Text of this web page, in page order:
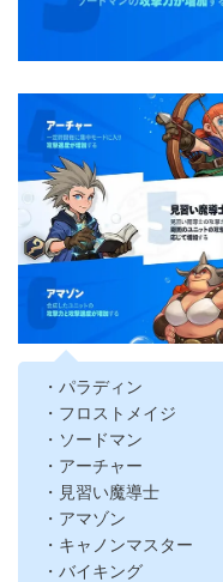
・パラディン
・フロストメイジ
・ソードマン
・アーチャー
・見習い魔導士
・アマゾン
・キャノンマスター
・バイキング